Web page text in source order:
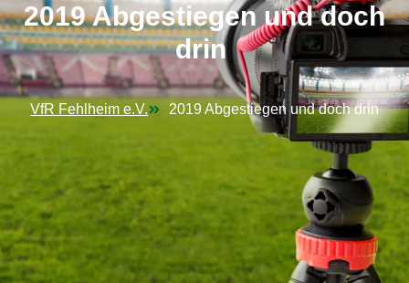
2019 Abgestiegen und doch
drin
VfR Fehlheim e.V. 2019 Abgestiegen und doch drin